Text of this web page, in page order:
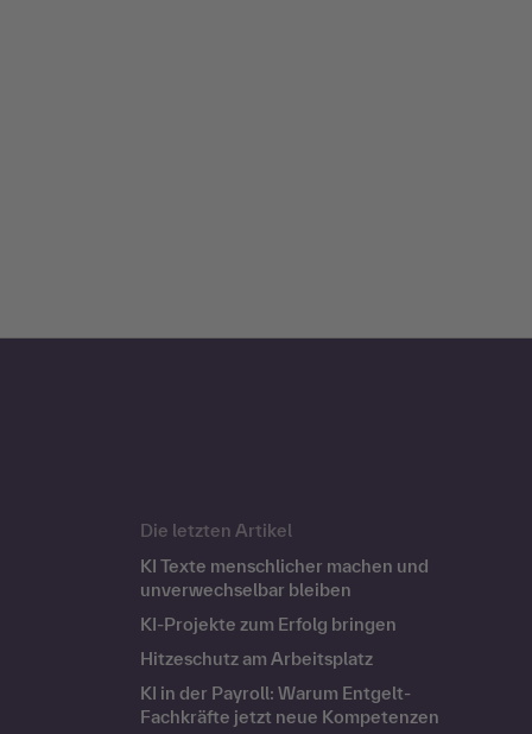
Die letzten Artikel
KI Texte menschlicher machen und
unverwechselbar bleiben
KI-Projekte zum Erfolg bringen
Hitzeschutz am Arbeitsplatz
KI in der Payroll: Warum Entgelt-
Fachkräfte jetzt neue Kompetenzen